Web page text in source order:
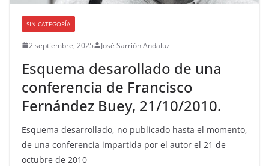
SIN CATEGORÍA
2 septiembre, 2025 José Sarrión Andaluz
Esquema desarollado de una
conferencia de Francisco
Fernández Buey, 21/10/2010.
Esquema desarrollado, no publicado hasta el momento,
de una conferencia impartida por el autor el 21 de
octubre de 2010